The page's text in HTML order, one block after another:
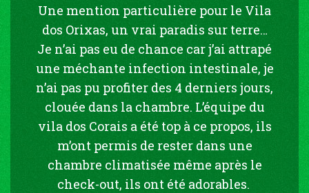
Une mention particulière pour le Vila
dos Orixas, un vrai paradis sur terre…
Je n’ai pas eu de chance car j’ai attrapé
une méchante infection intestinale, je
n’ai pas pu profiter des 4 derniers jours,
clouée dans la chambre. L’équipe du
vila dos Corais a été top à ce propos, ils
m’ont permis de rester dans une
chambre climatisée même après le
check-out, ils ont été adorables.